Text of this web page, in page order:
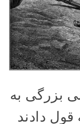
بزرگی به
قول دادند